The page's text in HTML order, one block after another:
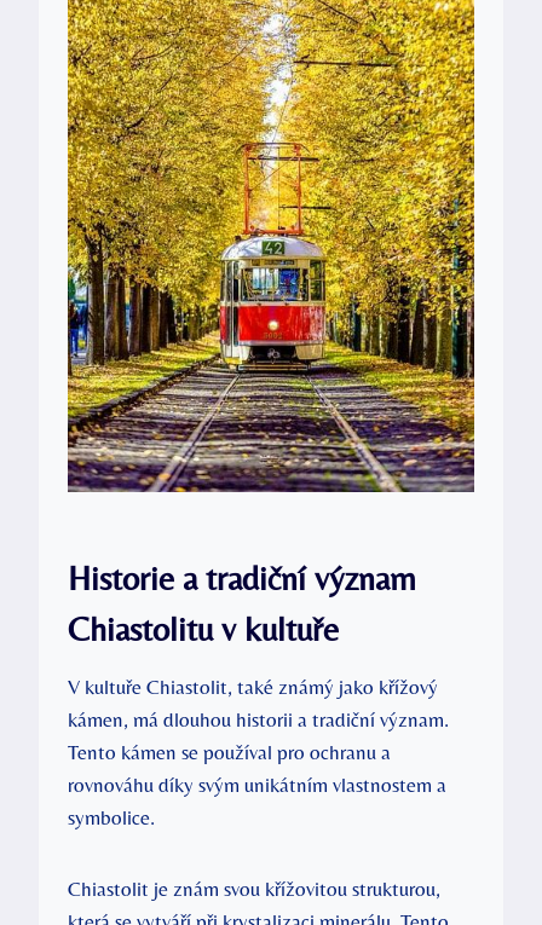
Historie a tradiční význam
Chiastolitu v kultuře
V kultuře Chiastolit, také známý jako křížový
kámen, má dlouhou historii a tradiční význam.
Tento kámen se používal pro ochranu a
rovnováhu díky svým unikátním vlastnostem a
symbolice.
Chiastolit je znám svou křížovitou strukturou,